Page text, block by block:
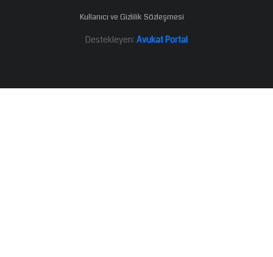
Kullanıcı ve Gizlilik Sözleşmesi
Destekleyen: Avukat Portal